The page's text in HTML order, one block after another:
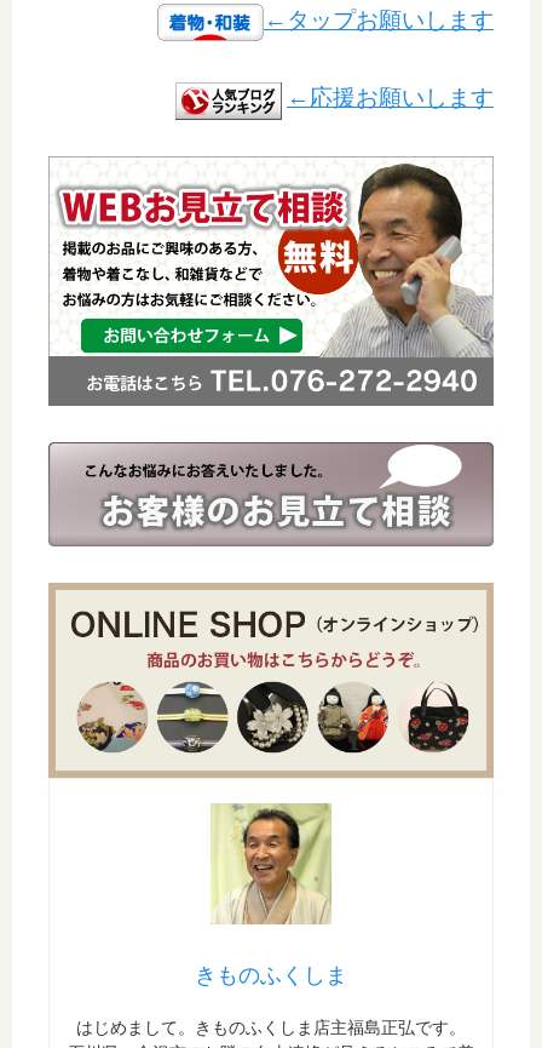
←タップお願いします
←応援お願いします
きものふくしま
はじめまして。きものふくしま店主福島正弘です。